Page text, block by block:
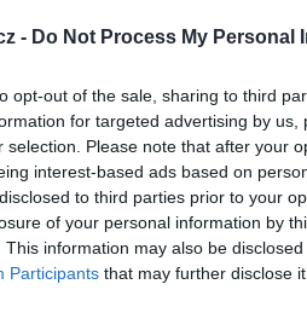
- Do Not Process My Personal
opt-out of the sale, sharing to third
for targeted advertising by
selection. Please note that after your
interest-based ads based on
to third parties prior to your
of your personal information by
This information may also be
Participants that may further disclose
TV
8PSK) odstartoval program WATAN TV
FTA stanice ARAGóN TV
QPSK/MPEG-4/SD) obnovila vysílání
vysílání stanice PARS TV
7, hidayah Turkey
7, HIDAYAH TURKEY